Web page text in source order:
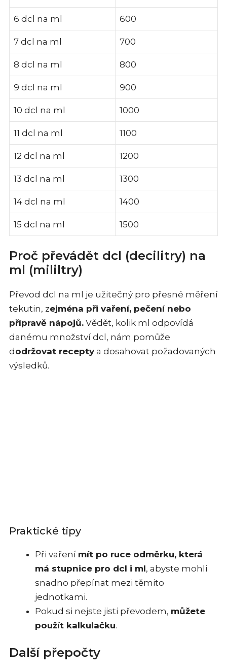
6 dcl na ml 600
7 dcl na ml 700
8 dcl na ml 800
9 dcl na ml 900
10 dcl na ml 1000
11 dcl na ml 1100
12 dcl na ml 1200
13 dcl na ml 1300
14 dcl na ml 1400
15 dcl na ml 1500
Proč převádět dcl (decilitry) na
ml (mililtry)
Převod dcl na ml je užitečný pro přesné měření
tekutin, zejména při vaření, pečení nebo
přípravě nápojů. Vědět, kolik ml odpovídá
danému množství dcl, nám pomůže
d održovat recepty a dosahovat požadovaných
výsledků.
Praktické tipy
Při vaření mít po ruce odměrku, která
má stupnice pro dcl i ml, abyste mohli
snadno přepínat mezi těmito
jednotkami.
Pokud si nejste jisti převodem, můžete
použít kalkulačku.
Další přepočty